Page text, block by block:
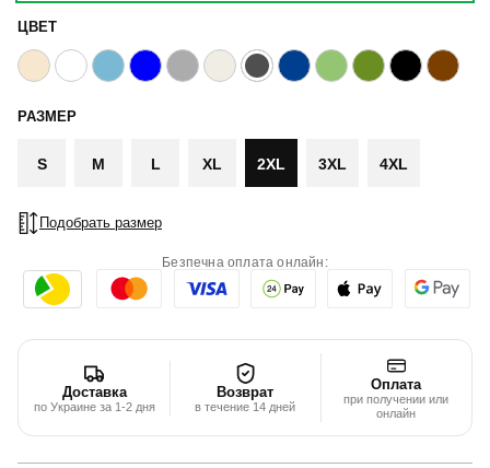
ЦВЕТ
РАЗМЕР
S M L XL 2XL 3XL 4XL
Подобрать размер
Безпечна оплата онлайн:
Доставка
по Украине за 1-2 дня
Возврат
в течение 14 дней
Оплата
при получении или
онлайн